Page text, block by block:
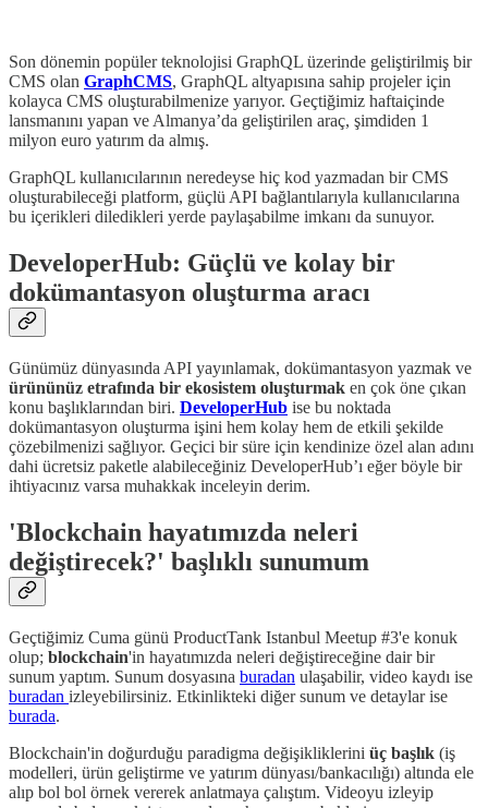
Son dönemin popüler teknolojisi GraphQL üzerinde geliştirilmiş bir
CMS olan GraphCMS, GraphQL altyapısına sahip projeler için
kolayca CMS oluşturabilmenize yarıyor. Geçtiğimiz haftaiçinde
lansmanını yapan ve Almanya’da geliştirilen araç, şimdiden 1
milyon euro yatırım da almış.
GraphQL kullanıcılarının neredeyse hiç kod yazmadan bir CMS
oluşturabileceği platform, güçlü API bağlantılarıyla kullanıcılarına
bu içerikleri diledikleri yerde paylaşabilme imkanı da sunuyor.
DeveloperHub: Güçlü ve kolay bir
dokümantasyon oluşturma aracı
Günümüz dünyasında API yayınlamak, dokümantasyon yazmak ve
ürününüz etrafında bir ekosistem oluşturmak en çok öne çıkan
konu başlıklarından biri. DeveloperHub ise bu noktada
dokümantasyon oluşturma işini hem kolay hem de etkili şekilde
çözebilmenizi sağlıyor. Geçici bir süre için kendinize özel alan adını
dahi ücretsiz paketle alabileceğiniz DeveloperHub’ı eğer böyle bir
ihtiyacınız varsa muhakkak inceleyin derim.
'Blockchain hayatımızda neleri
değiştirecek?' başlıklı sunumum
Geçtiğimiz Cuma günü ProductTank Istanbul Meetup #3'e konuk
olup; blockchain'in hayatımızda neleri değiştireceğine dair bir
sunum yaptım. Sunum dosyasına buradan ulaşabilir, video kaydı ise
buradan izleyebilirsiniz. Etkinlikteki diğer sunum ve detaylar ise
burada.
Blockchain'in doğurduğu paradigma değişikliklerini üç başlık (iş
modelleri, ürün geliştirme ve yatırım dünyası/bankacılığı) altında ele
alıp bol bol örnek vererek anlatmaya çalıştım. Videoyu izleyip